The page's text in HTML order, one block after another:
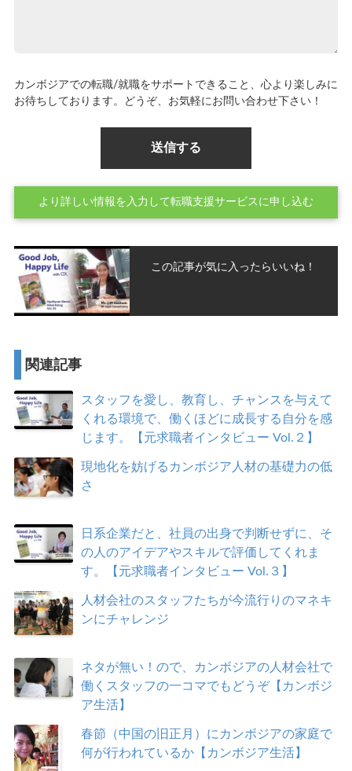
カンボジアでの転職/就職をサポートできること、心より楽しみに
お待ちしております。どうぞ、お気軽にお問い合わせ下さい！
より詳しい情報を入力して転職支援サービスに申し込む
この記事が気に入ったらいいね！
関連記事
スタッフを愛し、教育し、チャンスを与えて
くれる環境で、働くほどに成長する自分を感
じます。【元求職者インタビュー Vol.２】
現地化を妨げるカンボジア人材の基礎力の低
さ
日系企業だと、社員の出身で判断せずに、そ
の人のアイデアやスキルで評価してくれま
す。【元求職者インタビュー Vol.３】
人材会社のスタッフたちが今流行りのマネキ
ンにチャレンジ
ネタが無い！ので、カンボジアの人材会社で
働くスタッフの一コマでもどうぞ【カンボジ
ア生活】
春節（中国の旧正月）にカンボジアの家庭で
何が行われているか【カンボジア生活】